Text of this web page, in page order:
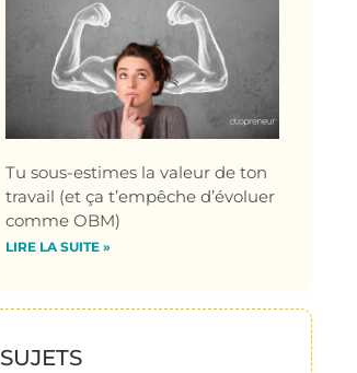
Tu sous-estimes la valeur de ton
travail (et ça t’empêche d’évoluer
comme OBM)
LIRE LA SUITE »
SUJETS